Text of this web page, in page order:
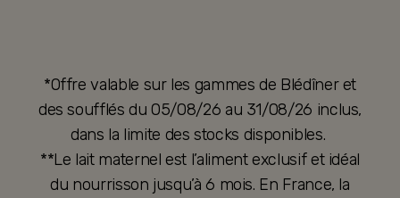
*Offre valable sur les gammes de Blédîner et
des soufflés du 05/08/26 au 31/08/26 inclus,
dans la limite des stocks disponibles.
**Le lait maternel est l’aliment exclusif et idéal
du nourrisson jusqu’à 6 mois. En France, la